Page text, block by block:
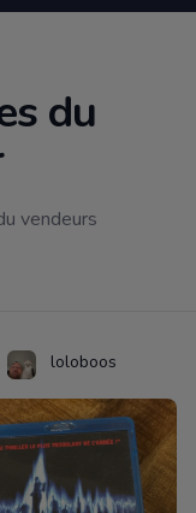
du
vendeurs
loloboos